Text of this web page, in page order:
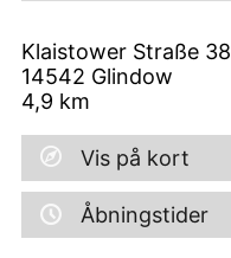
Klaistower Straße 38
14542 Glindow
4,9 km
Vis på kort
Åbningstider